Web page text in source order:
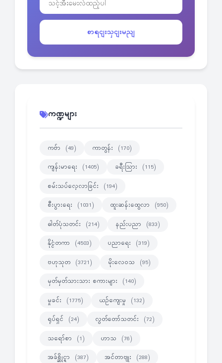
စာရငျးသှငျးမညျ
ကဏ္ဍများ
ကဗ်ာ (49) ကာတွန်း (170)
ကျန်းမာရေး (1405) ခရီးသြား (115)
စမ်းသပ်လေ့လာခြင်း (194)
စီးပွားရေး (1031) ထူးဆန်းထွေလာ (950)
ဓါတ်ပုံသတင်း (214) နည်းပညာ (833)
နိုင္ငံတကာ (4503) ပညာရေး (319)
ဗဟုသုတ (3721) မိုးလေဝသ (95)
မှတ်မှတ်သားသား စကားများ (140)
မှုခင်း (1775) ယဉ်ကျေးမှု (132)
ရုပ်ရှင် (24) လွတ်တော်သတင်း (72)
သရော်စာ (1) ဟာသ (76)
အခ်စ္ဆိုင္ရာ (387) အင်တာဗျုး (288)